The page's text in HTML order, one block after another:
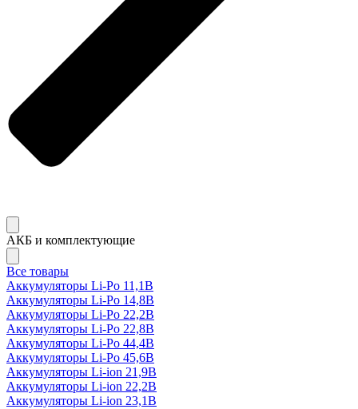
АКБ и комплектующие
Все товары
Аккумуляторы Li-Po 11,1В
Аккумуляторы Li-Po 14,8В
Аккумуляторы Li-Po 22,2В
Аккумуляторы Li-Po 22,8В
Аккумуляторы Li-Po 44,4В
Аккумуляторы Li-Po 45,6В
Аккумуляторы Li-ion 21,9В
Аккумуляторы Li-ion 22,2В
Аккумуляторы Li-ion 23,1В